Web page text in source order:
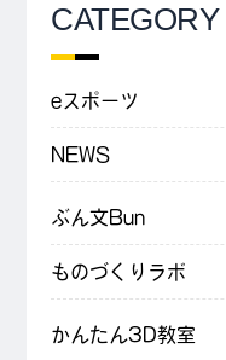
CATEGORY
eスポーツ
NEWS
ぶん文Bun
ものづくりラボ
かんたん3D教室